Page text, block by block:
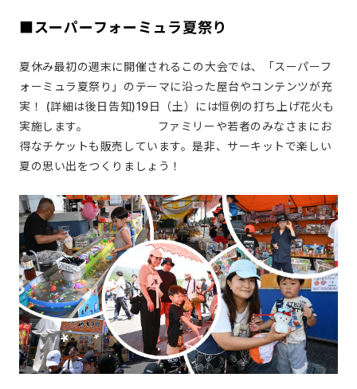
■スーパーフォーミュラ夏祭り
夏休み最初の週末に開催されるこの大会では、「スーパーフ
ォーミュラ夏祭り」のテーマに沿った屋台やコンテンツが充
実！ (詳細は後日告知)19日（土）には恒例の打ち上げ花火も
実施します。 ファミリーや若者のみなさまにお
得なチケットも販売しています。是非、サーキットで楽しい
夏の思い出をつくりましょう！